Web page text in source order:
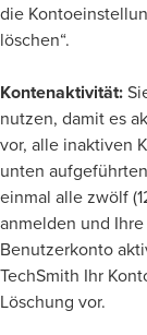
die
löschen“.
Kontenaktivität:
nutzen, damit es
vor, alle inaktiven
unten
einmal alle zwölf
anmelden und
Benutzerkonto
TechSmith Ihr
Löschung vor.